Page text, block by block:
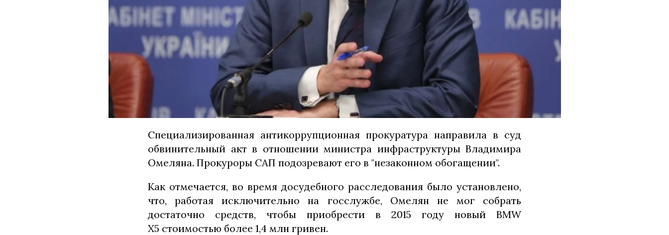
Специализированная антикоррупционная прокуратура направила в суд
обвинительный акт в отношении министра инфраструктуры Владимира
Омеляна. Прокуроры САП подозревают его в "незаконном обогащении".
Как отмечается, во время досудебного расследования было установлено,
что, работая исключительно на госслужбе, Омелян не мог собрать
достаточно средств, чтобы приобрести в 2015 году новый BMW
X5 стоимостью более 1,4 млн гривен.